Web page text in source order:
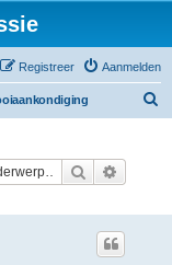
Aanmelden
Registreer
Zoek